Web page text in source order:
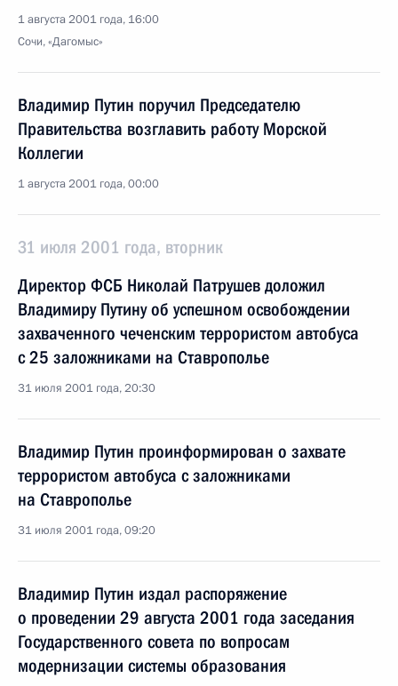
1 августа 2001 года, 16:00
Сочи, «Дагомыс»
Владимир Путин поручил Председателю
Правительства возглавить работу Морской
Коллегии
1 августа 2001 года, 00:00
31 июля 2001 года, вторник
Директор ФСБ Николай Патрушев доложил
Владимиру Путину об успешном освобождении
захваченного чеченским террористом автобуса
с 25 заложниками на Ставрополье
31 июля 2001 года, 20:30
Владимир Путин проинформирован о захвате
террористом автобуса с заложниками
на Ставрополье
31 июля 2001 года, 09:20
Владимир Путин издал распоряжение
о проведении 29 августа 2001 года заседания
Государственного совета по вопросам
модернизации системы образования